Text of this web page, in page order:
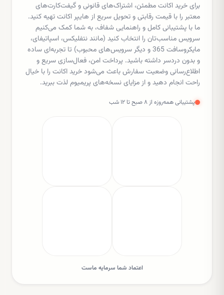
برای خرید اکانت مطمئن، اشتراک‌های قانونی و گیفت‌کارت‌های
معتبر را با قیمت رقابتی و تحویل سریع از هایپر اکانت تهیه کنید.
ما با پشتیبانی کامل و راهنمایی شفاف، به شما کمک می‌کنیم
سرویس مناسب‌تان را انتخاب کنید (مانند نتفلیکس، اسپاتیفای،
مایکروسافت 365 و دیگر سرویس‌های محبوب) تا تجربه‌ای ساده
و بدون دردسر داشته باشید. پرداخت امن، فعال‌سازی سریع و
اطلاع‌رسانی وضعیت سفارش باعث می‌شود خرید اکانت را با خیال
راحت انجام دهید و از مزایای نسخه‌های پریمیوم لذت ببرید.
پشتیبانی همه‌روزه از ۸ صبح تا ۱۲ شب
اعتماد شما سرمایه ماست